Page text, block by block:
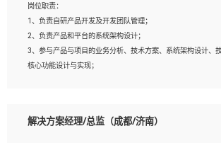
与实现，熟悉常用开源框架及设计模式；
4、熟悉Golang、连接池、消息队列等组件使用、熟悉后端开
工具使用；
5、对技术有激情，喜欢钻研，能快速接受和掌握新技术，学
强，良好的沟通表达能力和团队协作能力。
岗位职责：
1、负责自研产品开发及开发团队管理；
2、负责产品和平台的系统架构设计；
3、参与产品与项目的业务分析、技术方案、系统架构设计、
核心功能设计与实现；
解决方案经理/总监（成都/济南）